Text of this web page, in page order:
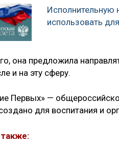
Исполнительную
использовать
она предложила
и на эту сферу.
Первых» —
для воспитания и